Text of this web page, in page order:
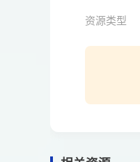
资源类型